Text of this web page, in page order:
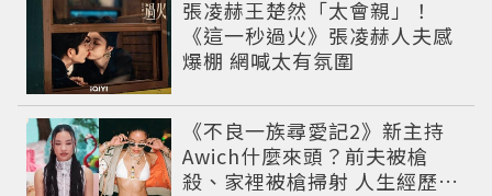
張凌赫王楚然「太會親」！
《這一秒過火》張凌赫人夫感
爆棚 網喊太有氛圍
《不良一族尋愛記2》新主持
Awich什麼來頭？前夫被槍
殺、家裡被槍掃射 人生經歷比